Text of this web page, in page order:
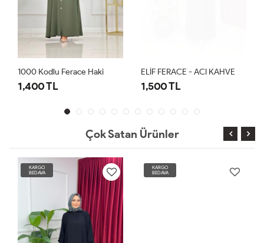
1000 Kodlu Ferace Haki
1,400 TL
ELİF FERACE - ACI KAHVE
1,500 TL
Çok Satan Ürünler
KARGO
BEDAVA
KARGO
BEDAVA